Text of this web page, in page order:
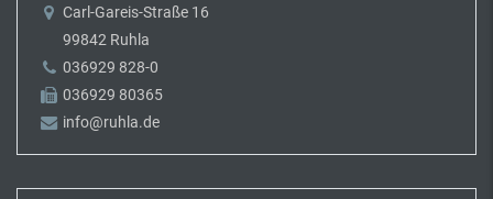
Carl-Gareis-Straße 16
99842 Ruhla
036929 828-0
036929 80365
info@ruhla.de